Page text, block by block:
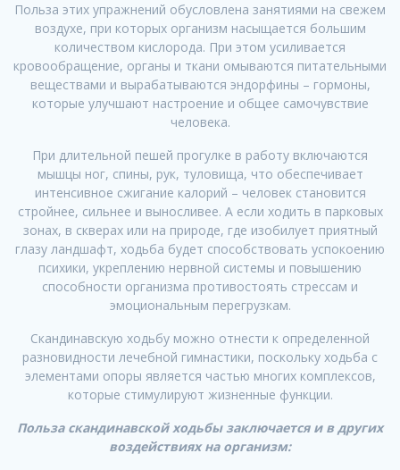
Польза этих упражнений обусловлена занятиями на свежем
воздухе, при которых организм насыщается большим
количеством кислорода. При этом усиливается
кровообращение, органы и ткани омываются питательными
веществами и вырабатываются эндорфины – гормоны,
которые улучшают настроение и общее самочувствие
человека.
При длительной пешей прогулке в работу включаются
мышцы ног, спины, рук, туловища, что обеспечивает
интенсивное сжигание калорий – человек становится
стройнее, сильнее и выносливее. А если ходить в парковых
зонах, в скверах или на природе, где изобилует приятный
глазу ландшафт, ходьба будет способствовать успокоению
психики, укреплению нервной системы и повышению
способности организма противостоять стрессам и
эмоциональным перегрузкам.
Скандинавскую ходьбу можно отнести к определенной
разновидности лечебной гимнастики, поскольку ходьба с
элементами опоры является частью многих комплексов,
которые стимулируют жизненные функции.
Польза скандинавской ходьбы заключается и в других
воздействиях на организм: